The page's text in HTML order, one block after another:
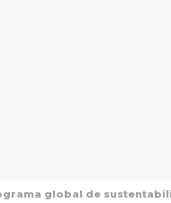
global de